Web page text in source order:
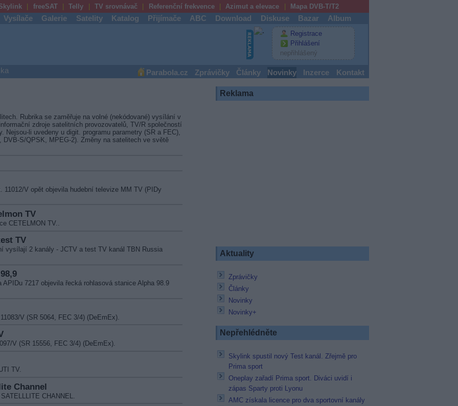
freeSAT Telly TV srovnávač Referenční frekvence Azimut a elevace Mapa DVB-T/T2
Vysílače Galerie Satelity Katalog Přijímače ABC Download Diskuse Bazar Album
Registrace
Přihlášení
nepřihlášený
Parabola.cz Zprávičky Články Novinky Inzerce Kontakt
Rubrika se zaměřuje na volné (nekódované) vysílání v
zdroje satelitních provozovatelů, TV/R společností
li uvedeny u digit. programu parametry (SR a FEC),
S/QPSK, MPEG-2). Změny na satelitech ve světě
V opět objevila hudební televize MM TV (PIDy
TV
CETELMON TV..
TV
vysílají 2 kanály - JCTV a test TV kanál TBN Russia
7217 objevila řecká rohlasová stanice Alpha 98.9
V (SR 5064, FEC 3/4) (DeEmEx).
V (SR 15556, FEC 3/4) (DeEmEx).
TV.
Channel
CHANNEL.
Reklama
Aktuality
Zprávičky
Články
Novinky
Novinky+
Nepřehlédněte
Skylink spustil nový Test kanál. Zřejmě pro
Prima sport
Oneplay zařadí Prima sport. Diváci uvidí i
zápas Sparty proti Lyonu
AMC získala licence pro dva sportovní kanály